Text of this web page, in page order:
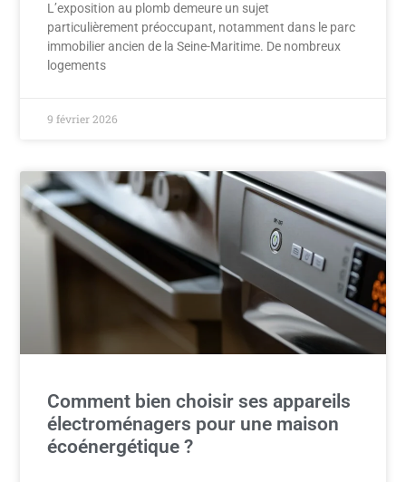
L’exposition au plomb demeure un sujet
particulièrement préoccupant, notamment dans le parc
immobilier ancien de la Seine-Maritime. De nombreux
logements
9 février 2026
Comment bien choisir ses appareils
électroménagers pour une maison
écoénergétique ?